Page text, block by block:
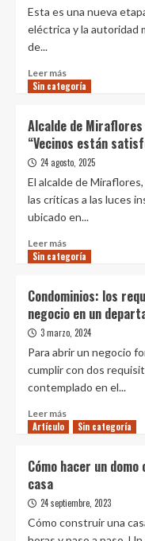
centro
norte
de
en
2025:
se
en
el
centro
Esta es una nueva
eléctrica y la autoridad
de...
Leer más
más
Energía
y
Municipalidad
Agustino
renuevan
alumbrado
público
más
de
400
LED
Sin categoría
Alcalde de
“Vecinos están
24 agosto, 2025
El alcalde de
las críticas a las luces
ubicado en...
Leer más
más
de
Miraflores
sobre
el
de
la
“Vecinos
están
tras
de
Sin categoría
Condominios: los
negocio en un
3 marzo, 2024
Para abrir un negocio
cumplir con dos
contemplado en el...
Leer más
más
los
a
cumplir
Artículo Sin categoría
Cómo hacer un
casa
24 septiembre, 2023
Cómo construir una